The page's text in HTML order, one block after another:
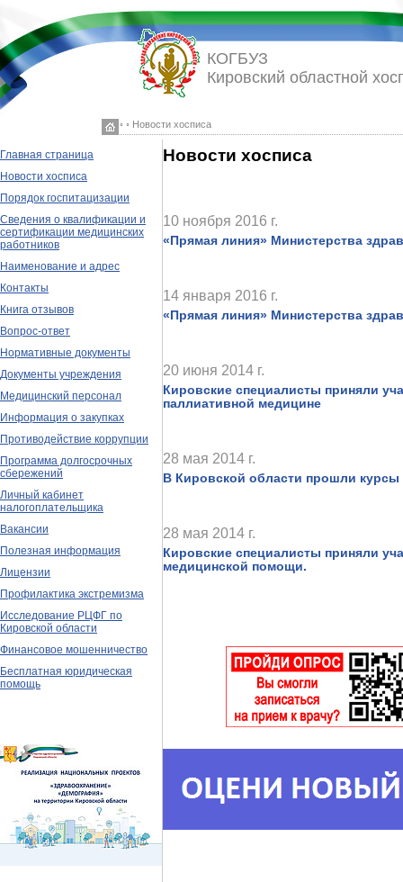
◦ ◦ Новости хосписа
КОГБУЗ
Кировский областной
Главная страница
Новости хосписа
Порядок госпитацизации
Сведения о квалификации и
сертификации медицинских
работников
Наименование и адрес
Контакты
Книга отзывов
Вопрос-ответ
Нормативные документы
Документы учреждения
Медицинский персонал
Информация о закупках
Противодействие коррупции
Программа долгосрочных
сбережений
Личный кабинет
налогоплательщика
Вакансии
Полезная информация
Лицензии
Профилактика экстремизма
Исследование РЦФГ по
Кировской области
Финансовое мошенничество
Бесплатная юридическая
помощь
Новости хосписа
10 ноября 2016 г.
«Прямая линия» Министерства
14 января 2016 г.
«Прямая линия» Министерства
20 июня 2014 г.
Кировские специалисты приняли
паллиативной медицине
28 мая 2014 г.
В Кировской области прошли
28 мая 2014 г.
Кировские специалисты приняли
медицинской помощи.